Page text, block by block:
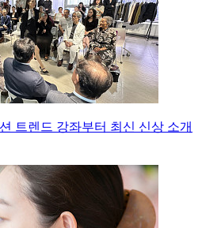
트렌드 강좌부터 최신 신상 소개